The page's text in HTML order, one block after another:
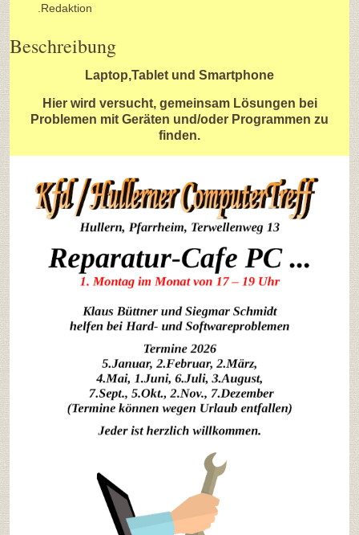
.Redaktion
Beschreibung
Laptop,Tablet und Smartphone
Hier wird versucht, gemeinsam Lösungen bei
Problemen mit Geräten und/oder Programmen zu
finden.